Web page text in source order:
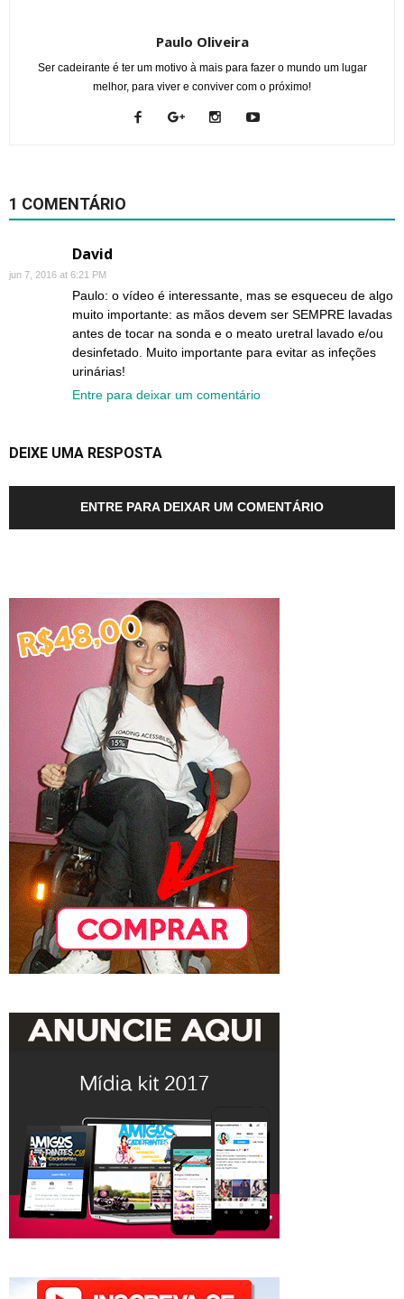
Paulo Oliveira
Ser cadeirante é ter um motivo à mais para fazer o mundo um lugar
melhor, para viver e conviver com o próximo!
1 COMENTÁRIO
David
jun 7, 2016 at 6:21 PM
Paulo: o vídeo é interessante, mas se esqueceu de algo
muito importante: as mãos devem ser SEMPRE lavadas
antes de tocar na sonda e o meato uretral lavado e/ou
desinfetado. Muito importante para evitar as infeções
urinárias!
Entre para deixar um comentário
DEIXE UMA RESPOSTA
ENTRE PARA DEIXAR UM COMENTÁRIO